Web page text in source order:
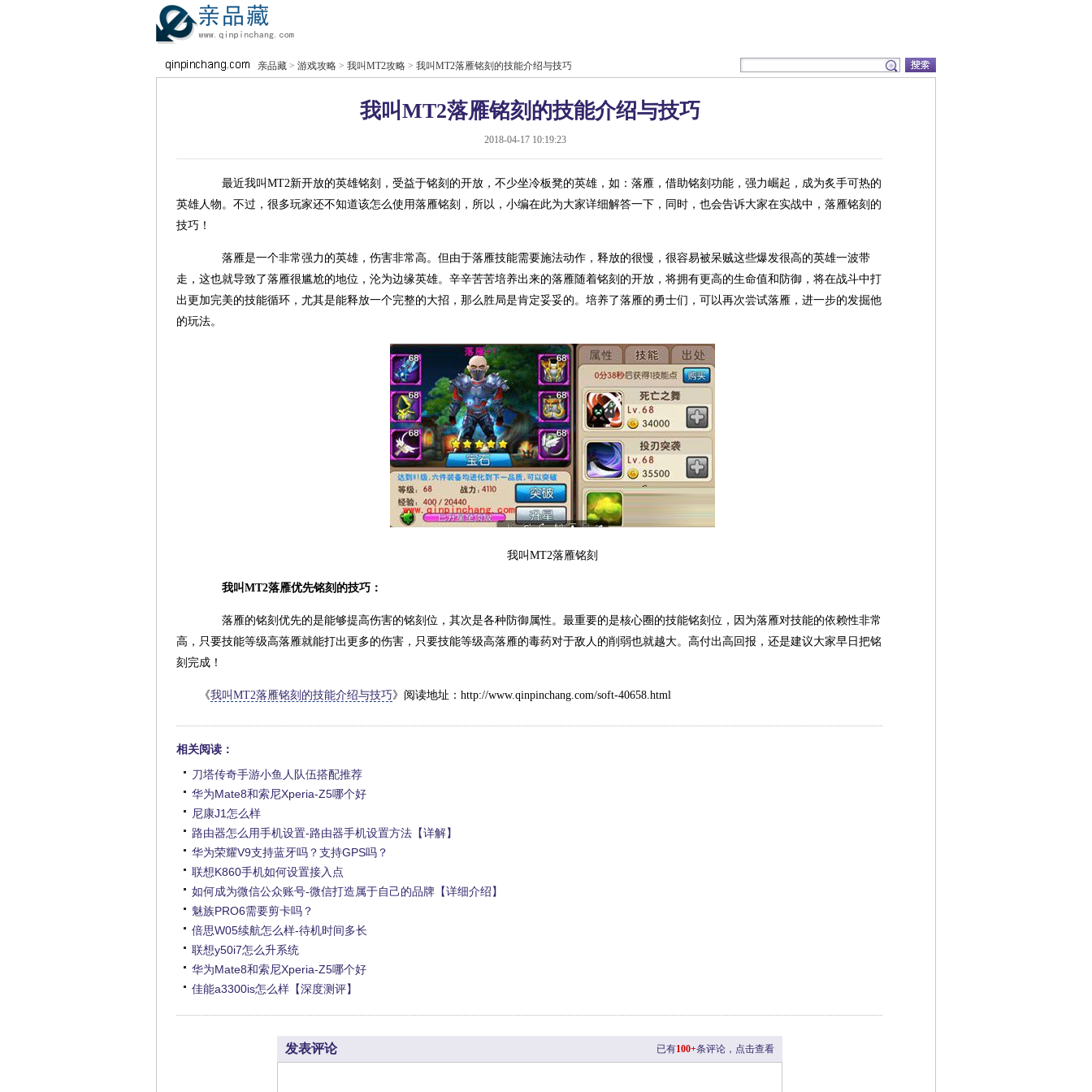
亲品藏 > 游戏攻略 > 我叫MT2攻略 > 我叫MT2落雁铭刻的技能介绍与技巧
我叫MT2落雁铭刻的技能介绍与技巧
2018-04-17 10:19:23
最近我叫MT2新开放的英雄铭刻，受益于铭刻的开放，不少坐冷板凳的英雄，如：落雁，借助铭刻功能，强力崛起，成为炙手可热的
英雄人物。不过，很多玩家还不知道该怎么使用落雁铭刻，所以，小编在此为大家详细解答一下，同时，也会告诉大家在实战中，落雁铭刻的
技巧！
落雁是一个非常强力的英雄，伤害非常高。但由于落雁技能需要施法动作，释放的很慢，很容易被呆贼这些爆发很高的英雄一波带
走，这也就导致了落雁很尴尬的地位，沦为边缘英雄。辛辛苦苦培养出来的落雁随着铭刻的开放，将拥有更高的生命值和防御，将在战斗中打
出更加完美的技能循环，尤其是能释放一个完整的大招，那么胜局是肯定妥妥的。培养了落雁的勇士们，可以再次尝试落雁，进一步的发掘他
的玩法。
我叫MT2落雁铭刻
我叫MT2落雁优先铭刻的技巧：
落雁的铭刻优先的是能够提高伤害的铭刻位，其次是各种防御属性。最重要的是核心圈的技能铭刻位，因为落雁对技能的依赖性非常
高，只要技能等级高落雁就能打出更多的伤害，只要技能等级高落雁的毒药对于敌人的削弱也就越大。高付出高回报，还是建议大家早日把铭
刻完成！
《我叫MT2落雁铭刻的技能介绍与技巧》阅读地址：http://www.qinpinchang.com/soft-40658.html
相关阅读：
刀塔传奇手游小鱼人队伍搭配推荐
华为Mate8和索尼Xperia-Z5哪个好
尼康J1怎么样
路由器怎么用手机设置-路由器手机设置方法【详解】
华为荣耀V9支持蓝牙吗？支持GPS吗？
联想K860手机如何设置接入点
如何成为微信公众账号-微信打造属于自己的品牌【详细介绍】
魅族PRO6需要剪卡吗？
倍思W05续航怎么样-待机时间多长
联想y50i7怎么升系统
华为Mate8和索尼Xperia-Z5哪个好
佳能a3300is怎么样【深度测评】
已有100+条评论，点击查看
发表评论